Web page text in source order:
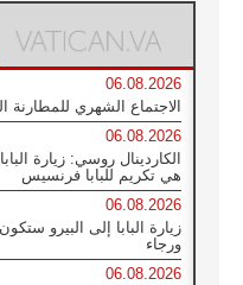
06.08.2026
الاجتماع الشهري للمطارنة
06.08.2026
الكاردينال روسي: زيارة
هي تكريم للبابا فرنسيس
06.08.2026
زيارة البابا إلى البيرو
ورجاء
06.08.2026